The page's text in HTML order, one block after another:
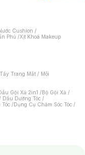
Cushion /
Phủ /Xịt Khoá Makeup
Tẩy Trang Mắt / Môi
Gội Xả 2in1 /Bộ Gội Xả /
Dầu Dưỡng Tóc /
Tóc /Dụng Cụ Chăm Sóc Tóc /